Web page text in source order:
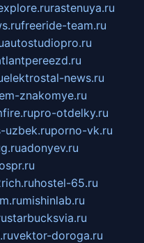
rastenuya.ru
freeride-team.ru
autostudiopro.ru
elektrostal-news.ru
znakomye.ru
pro-otdelky.ru
uzbek.ruporno-vk.ru
adonyev.ru
hostel-65.ru
mishinlab.ru
starbucksvia.ru
vektor-doroga.ru